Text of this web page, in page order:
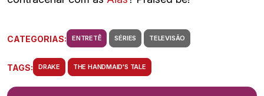
CATEGORIAS: ENTRETÊ SÉRIES TELEVISÃO
TAGS: DRAKE THE HANDMAID'S TALE